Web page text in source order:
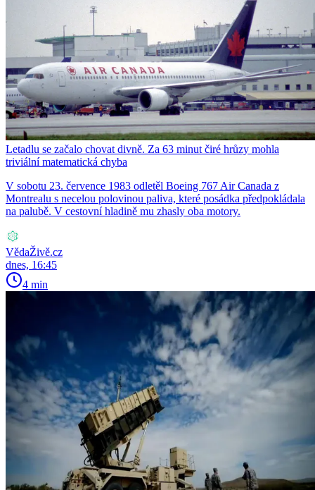
Letadlu se začalo chovat divně. Za 63 minut čiré hrůzy mohla
triviální matematická chyba
V sobotu 23. července 1983 odletěl Boeing 767 Air Canada z
Montrealu s necelou polovinou paliva, které posádka předpokládala
na palubě. V cestovní hladině mu zhasly oba motory.
VědaŽivě.cz
dnes, 16:45
4 min